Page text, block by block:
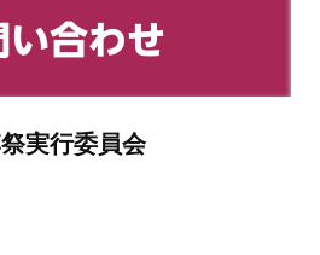
合わせ
実行委員会